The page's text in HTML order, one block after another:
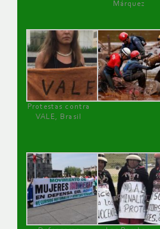
Márquez
Protestas contra
VALE, Brasil